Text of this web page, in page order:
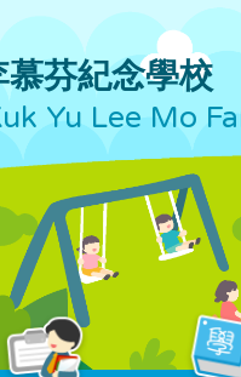
芬紀念學校
Yu Lee Mo